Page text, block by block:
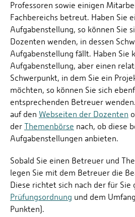
Professoren sowie einigen
Fachbereichs betreut. Haben Sie
Aufgabenstellung, so können Sie
Dozenten wenden, in dessen
Aufgabenstellung fällt. Haben Sie
Aufgabenstellung, aber einen
Schwerpunkt, in dem Sie ein
möchten, so können Sie sich
entsprechenden Betreuer
auf den Webseiten der Dozenten
der Themenbörse nach, ob diese
Aufgabenstellungen anbieten.
Sobald Sie einen Betreuer und
legen Sie mit dem Betreuer die
Diese richtet sich nach der für Sie
Prüfungsordnung und dem
Punkten).